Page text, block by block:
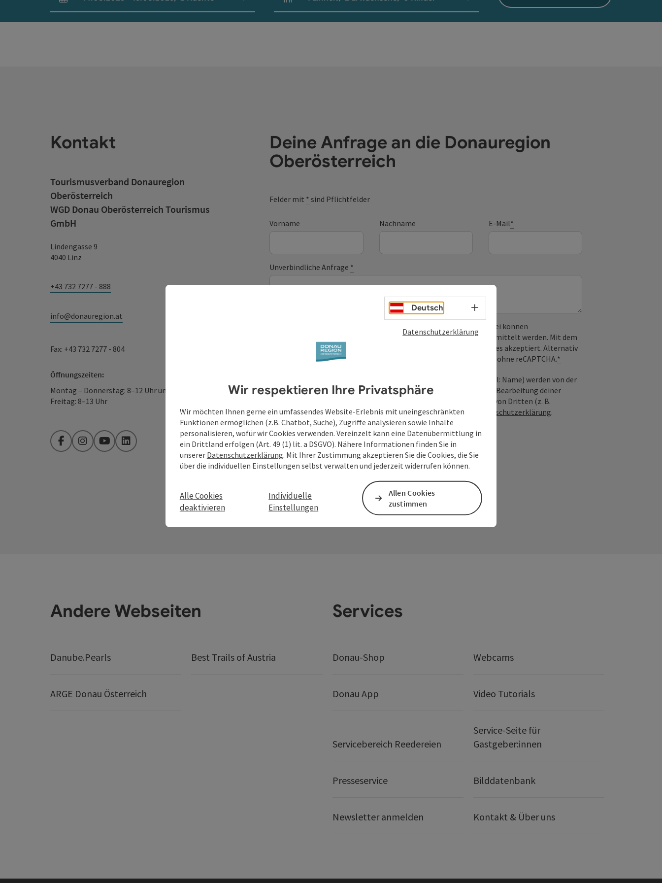
An- und Abreisefelder Einheitenanzahl und Personenfelder
Kontakt
Tourismusverband Donauregion
Oberösterreich
WGD Donau Oberösterreich Tourismus
GmbH
Lindengasse 9
4040 Linz
+43 732 7277 - 888
info@donauregion.at
Fax: +43 732 7277 - 804
Öffnungszeiten:
Montag – Donnerstag: 8–12 Uhr und 13–16 Uhr
Freitag: 8–13 Uhr
FacebookInstagramYouTubeLinkedIn
Deine Anfrage an die Donauregion
Oberösterreich
Felder mit * sind Pflichtfelder
Vorname Nachname E-Mail*
Unverbindliche Anfrage *
Zum Schutz vor Spam wird Google reCAPTCHA verwendet. Dabei können
personenbezogene Daten (z. B. die IP-Adresse) an Google übermittelt werden. Mit dem
Absenden des Formulars werden die dafür erforderlichen Cookies akzeptiert. Alternativ
ist eine Kontaktaufnahme jederzeit per E-Mail möglich – ganz ohne reCAPTCHA.*
Deine bekannt gegebenen Daten (E-Mail-Adresse, Anfrage; optional: Name) werden von der
WGD Donau Oberösterreich Tourismus GmbH ausschließlich für die Bearbeitung deiner
Anfrage verwendet und nur dann weitergegeben, wenn die Anfrage von Dritten (z. B.
touristische Leistungsträger) zu beantworten ist. Siehe auch
Datenschutzerklärung.
Senden
Andere Webseiten
Danube.Pearls Best Trails of Austria
ARGE Donau Österreich
Services
Donau-Shop Webcams
Donau App Video Tutorials
Servicebereich Reedereien
Service-Seite für
Gastgeber:innen
Presseservice Bilddatenbank
Newsletter anmelden Kontakt & Über uns
Deutsch Sprachwahl - Menü öffnen
Datenschutzerklärung
Wir respektieren Ihre Privatsphäre
Wir möchten Ihnen gerne ein umfassendes Website-Erlebnis mit uneingeschränkten
Funktionen ermöglichen (z.B. Chatbot, Suche), Zugriffe analysieren sowie Inhalte
personalisieren, wofür wir Cookies verwenden. Vereinzelt kann eine Datenübermittlung in
ein Drittland erfolgen (Art. 49 (1) lit. a DSGVO). Nähere Informationen finden Sie in
unserer Datenschutzerklärung. Mit Ihrer Zustimmung akzeptieren Sie die Cookies, die Sie
über die individuellen Einstellungen selbst verwalten und jederzeit widerrufen können.
Alle Cookies
deaktivieren
Individuelle
Einstellungen
Allen Cookies
zustimmen